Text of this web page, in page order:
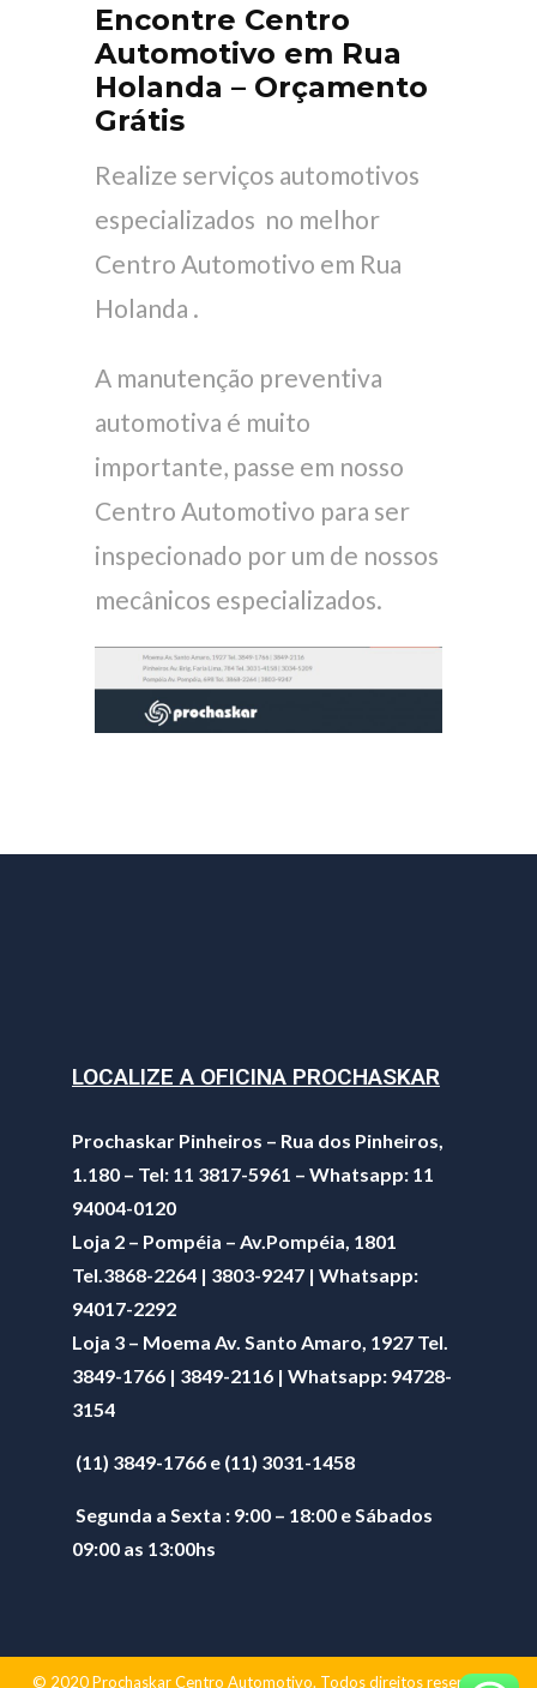
Encontre Centro
Automotivo em Rua
Holanda – Orçamento
Grátis
Realize serviços automotivos
especializados no melhor
Centro Automotivo em Rua
Holanda .
A manutenção preventiva
automotiva é muito
importante, passe em nosso
Centro Automotivo para ser
inspecionado por um de nossos
mecânicos especializados.
LOCALIZE A OFICINA PROCHASKAR
Prochaskar Pinheiros – Rua dos Pinheiros,
1.180 – Tel: 11 3817-5961 – Whatsapp: 11
94004-0120
Loja 2 – Pompéia – Av.Pompéia, 1801
Tel.3868-2264 | 3803-9247 | Whatsapp:
94017-2292
Loja 3 – Moema Av. Santo Amaro, 1927 Tel.
3849-1766 | 3849-2116 | Whatsapp: 94728-
3154
(11) 3849-1766 e (11) 3031-1458
Segunda a Sexta : 9:00 – 18:00 e Sábados
09:00 as 13:00hs
© 2020 Prochaskar Centro Automotivo. Todos direitos reservados